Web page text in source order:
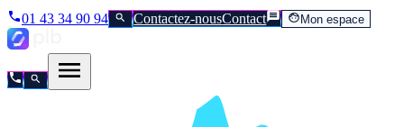
01 43 34 90 94 Contactez-nousContact Mon espace